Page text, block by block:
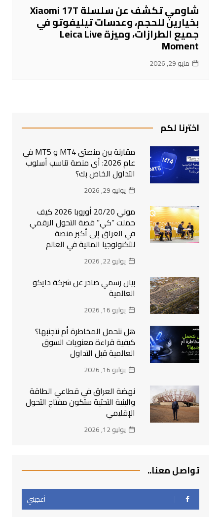
شاومي تكشف عن سلسلة Xiaomi 17T
بخيارين للحجم، وعدسات تيليفوتو في
جميع الطرازات، وميزة Leica Live
Moment
مايو 29, 2026
اخترنا لكم
مقارنة بين منصتي MT4 و MT5 في
عام 2026: أي منصة تناسب أسلوب
التداول الخاص بك؟
يوليو 29, 2026
موني 20/20 أوروبا 2026 كيف
حملت “كي” قصة التحول الرقمي
في العراق إلى أكبر منصة
للتكنولوجيا المالية في العالم
يوليو 22, 2026
بيان رسمي صادر عن شركة دايكو
العالمية
يوليو 16, 2026
هل نتحمل المخاطرة أم نتجنبها؟
كيفية قراءة معنويات السوق
العالمية قبل التداول
يوليو 16, 2026
نهضة العراق في قطاعي الطاقة
والبنية التحتية ستكون مفتاح التحول
الإقليمي
يوليو 12, 2026
تواصل معنا..
أعجبني